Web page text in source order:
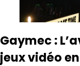
Gaymec :
jeux vidéo